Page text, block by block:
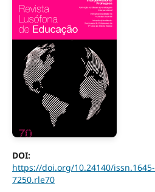
DOI:
https://doi.org/10.24140/issn.1645-
7250.rle70